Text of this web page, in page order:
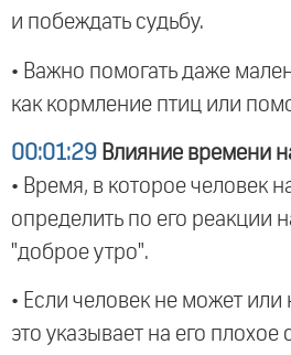
и побеждать судьбу.
• Важно помогать даже
как кормление птиц или
00:01:29 Влияние времени
• Время, в которое человек
определить по его реакции
"доброе утро".
• Если человек не может или
это указывает на его плохое